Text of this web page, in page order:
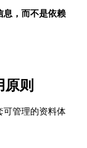
息，而不是依赖
则
可管理的资料体